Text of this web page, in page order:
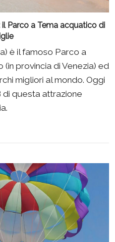
Parco a Tema acquatico di
è il famoso Parco a
provincia di Venezia) ed
migliori al mondo. Oggi
di questa attrazione